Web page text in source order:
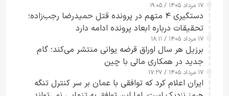
۱۷ مرداد ۱۴۰۵ / ۱۹:۰۵
دستگیری ۴ متهم در پرونده قتل حمیدرضا رجب‌زاده؛
تحقیقات درباره ابعاد پرونده ادامه دارد
۱۷ مرداد ۱۴۰۵ / ۱۸:۱۱
برزیل هر سال اوراق قرضه یوانی منتشر می‌کند؛ گام
جدید در همکاری مالی با چین
۱۷ مرداد ۱۴۰۵ / ۱۷:۲۷
ایران اعلام کرد که توافقی با عمان بر سر کنترل تنگه